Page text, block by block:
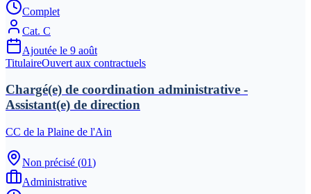
Complet
Cat. C
Ajoutée le 9 août
TitulaireOuvert aux contractuels
Chargé(e) de coordination administrative -
Assistant(e) de direction
CC de la Plaine de l'Ain
Non précisé (01)
Administrative